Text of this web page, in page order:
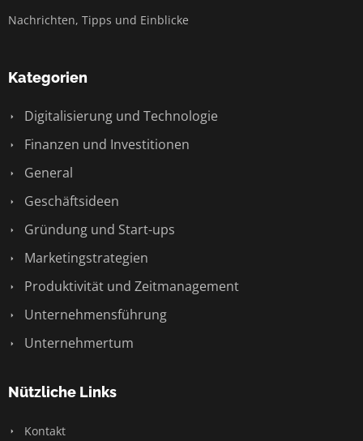
Nachrichten, Tipps und Einblicke
Kategorien
Digitalisierung und Technologie
Finanzen und Investitionen
General
Geschäftsideen
Gründung und Start-ups
Marketingstrategien
Produktivität und Zeitmanagement
Unternehmensführung
Unternehmertum
Nützliche Links
Kontakt